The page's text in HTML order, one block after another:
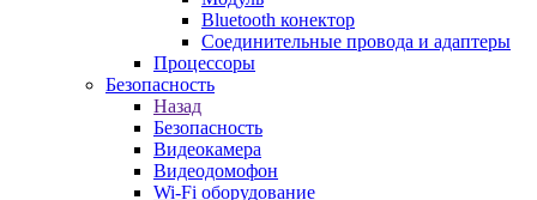
Bluetooth конектор
Соединительные провода и адаптеры
Процессоры
Безопасность
Назад
Безопасность
Видеокамера
Видеодомофон
Wi-Fi оборудование